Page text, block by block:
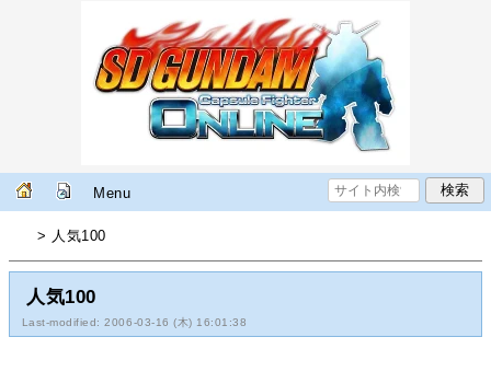
Menu
> 人気100
人気100
Last-modified: 2006-03-16 (木) 16:01:38